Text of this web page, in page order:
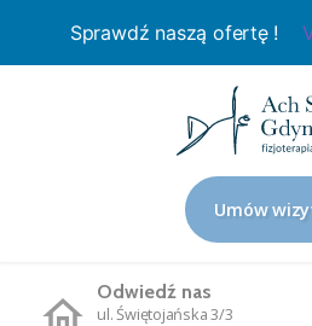
Sprawdź naszą ofertę !
Umów
Odwiedź nas
ul. Świętojańska 3/3